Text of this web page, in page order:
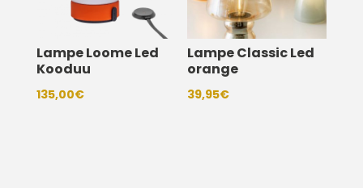
Lampe Loome Led
Kooduu
135,00€
Lampe Classic Led
orange
39,95€